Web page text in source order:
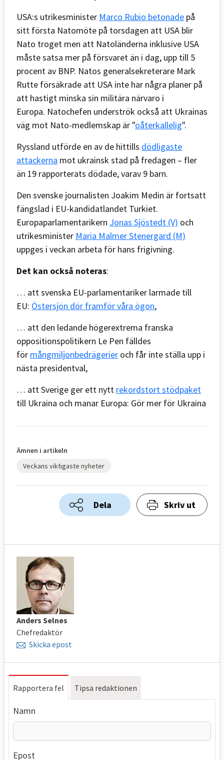
USA:s utrikesminister Marco Rubio betonade på
sitt första Natomöte på torsdagen att USA blir
Nato troget men att Natoländerna inklusive USA
måste satsa mer på försvaret än i dag, upp till 5
procent av BNP. Natos generalsekreterare Mark
Rutte försäkrade att USA inte har några planer på
att hastigt minska sin militära närvaro i
Europa. Natochefen underströk också att Ukrainas
väg mot Nato-medlemskap är "oåterkallelig".
Ryssland utförde en av de hittills dödligaste
attackerna mot ukrainsk stad på fredagen – fler
än 19 rapporterats dödade, varav 9 barn.
Den svenske journalisten Joakim Medin är fortsatt
fängslad i EU-kandidatlandet Turkiet.
Europaparlamentarikern Jonas Sjöstedt (V) och
utrikesminister Maria Malmer Stenergard (M)
uppges i veckan arbeta för hans frigivning.
Det kan också noteras:
… att svenska EU-parlamentariker larmade till
EU: Östersjön dör framför våra ögon,
… att den ledande högerextrema franska
oppositionspolitikern Le Pen fälldes
för mångmiljonbedrägerier och får inte ställa upp i
nästa presidentval,
… att Sverige ger ett nytt rekordstort stödpaket
till Ukraina och manar Europa: Gör mer för Ukraina
Ämnen i artikeln
Veckans viktigaste nyheter
Dela Skriv ut
Anders Selnes
Chefredaktör
Skicka epost
Rapportera fel Tipsa redaktionen
Namn
Epost